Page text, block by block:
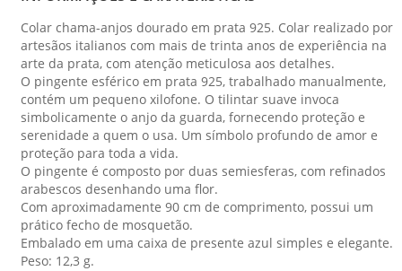
Colar chama-anjos dourado em prata 925. Colar realizado por
artesãos italianos com mais de trinta anos de experiência na
arte da prata, com atenção meticulosa aos detalhes.
O pingente esférico em prata 925, trabalhado manualmente,
contém um pequeno xilofone. O tilintar suave invoca
simbolicamente o anjo da guarda, fornecendo proteção e
serenidade a quem o usa. Um símbolo profundo de amor e
proteção para toda a vida.
O pingente é composto por duas semiesferas, com refinados
arabescos desenhando uma flor.
Com aproximadamente 90 cm de comprimento, possui um
prático fecho de mosquetão.
Embalado em uma caixa de presente azul simples e elegante.
Peso: 12,3 g.